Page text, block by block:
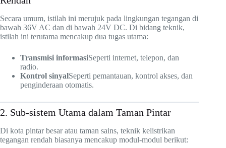
Secara umum, istilah ini merujuk pada lingkungan tegangan di
bawah 36V AC dan di bawah 24V DC. Di bidang teknik,
istilah ini terutama mencakup dua tugas utama:
Transmisi informasiSeperti internet, telepon, dan
radio.
Kontrol sinyalSeperti pemantauan, kontrol akses, dan
penginderaan otomatis.
2. Sub-sistem Utama dalam Taman Pintar
Di kota pintar besar atau taman sains, teknik kelistrikan
tegangan rendah biasanya mencakup modul-modul berikut: